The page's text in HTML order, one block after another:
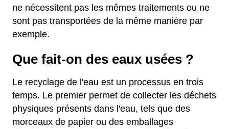
ne nécessitent pas les mêmes traitements ou ne
sont pas transportées de la même manière par
exemple.
Que fait-on des eaux usées ?
Le recyclage de l'eau est un processus en trois
temps. Le premier permet de collecter les déchets
physiques présents dans l'eau, tels que des
morceaux de papier ou des emballages